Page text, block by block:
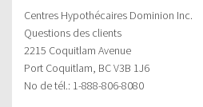
Centres Hypothécaires Dominion Inc.
Questions des clients
2215 Coquitlam Avenue
Port Coquitlam, BC V3B 1J6
No de tél.: 1-888-806-8080